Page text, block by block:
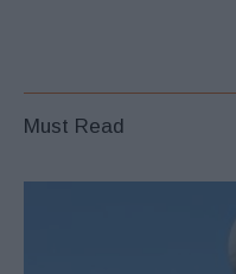
Must Read